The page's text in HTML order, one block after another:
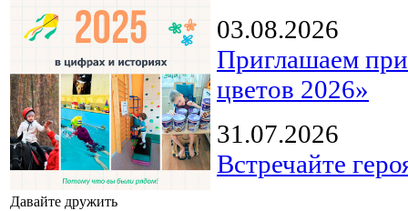
Давайте дружить
03.08.2026
Приглашаем
цветов 2026»
31.07.2026
Встречайте